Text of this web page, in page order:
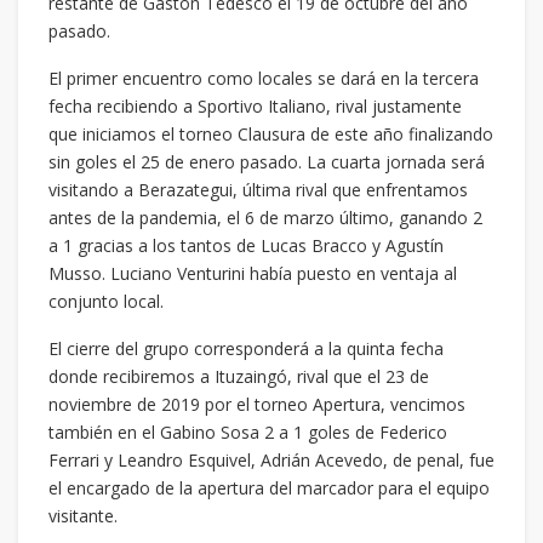
pasado.
El primer encuentro como locales se dará en la tercera
fecha recibiendo a Sportivo Italiano, rival justamente
que iniciamos el torneo Clausura de este año finalizando
sin goles el 25 de enero pasado. La cuarta jornada será
visitando a Berazategui, última rival que enfrentamos
antes de la pandemia, el 6 de marzo último, ganando 2
a 1 gracias a los tantos de Lucas Bracco y Agustín
Musso. Luciano Venturini había puesto en ventaja al
conjunto local.
El cierre del grupo corresponderá a la quinta fecha
donde recibiremos a Ituzaingó, rival que el 23 de
noviembre de 2019 por el torneo Apertura, vencimos
también en el Gabino Sosa 2 a 1 goles de Federico
Ferrari y Leandro Esquivel, Adrián Acevedo, de penal, fue
el encargado de la apertura del marcador para el equipo
visitante.